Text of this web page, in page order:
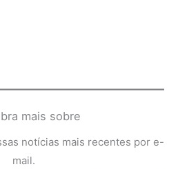
mais sobre
notícias mais recentes por e-
mail.